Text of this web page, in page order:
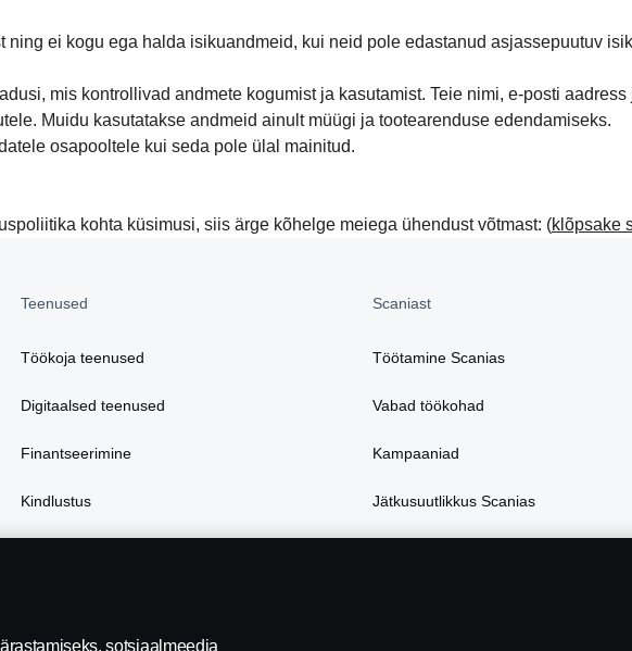
ning ei kogu ega halda isikuandmeid, kui neid pole edastanud asjassepuutuv
mis kontrollivad andmete kogumist ja kasutamist. Teie nimi, e-posti
Muidu kasutatakse andmeid ainult müügi ja tootearenduse edendamiseks.
osapooltele kui seda pole ülal mainitud.
kohta küsimusi, siis ärge kõhelge meiega ühendust võtmast: (klõpsake
Teenused
Töökoja teenused
Digitaalsed teenused
Finantseerimine
Kindlustus
Scaniast
Töötamine Scanias
Vabad töökohad
Kampaaniad
Jätkusuutlikkus Scanias
sotsiaalmeedia